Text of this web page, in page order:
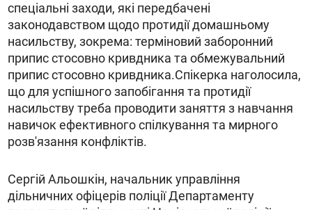
спеціальні заходи, які передбачені
законодавством щодо протидії домашньому
насильству, зокрема: терміновий заборонний
припис стосовно кривдника та обмежувальний
припис стосовно кривдника.Спікерка наголосила,
що для успішного запобігання та протидії
насильству треба проводити заняття з навчання
навичок ефективного спілкування та мирного
розв'язання конфліктів.
Сергій Альошкін, начальник управління
дільничних офіцерів поліції Департаменту